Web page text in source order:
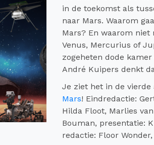
in de toekomst als
naar Mars. Waarom
Mars? En waarom niet
Venus, Mercurius of
zogeheten dode
André Kuipers denkt
Je ziet het in de vierde
Mars! Eindredactie:
Hilda Floot, Marlies
Bouman, presentatie:
redactie: Floor